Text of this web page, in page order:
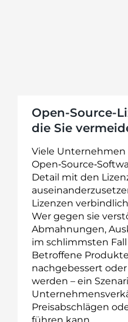
Open-Source-
die Sie
Viele Unternehmen
Detail mit den
Lizenzen
Wer gegen sie
Abmahnungen,
im schlimmsten
Betroffene
nachgebessert
werden – ein
Preisabschlägen